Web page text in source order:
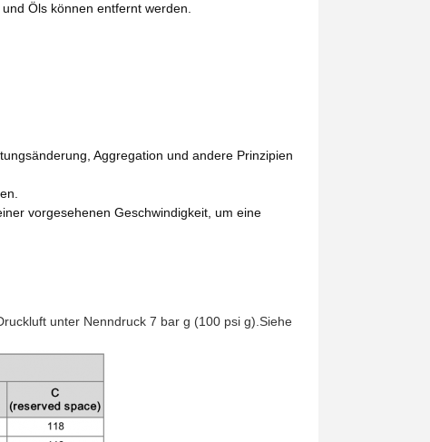
Öls können entfernt werden.
Aggregation und andere Prinzipien
vorgesehenen Geschwindigkeit, um eine
unter Nenndruck 7 bar g (100 psi g). Siehe